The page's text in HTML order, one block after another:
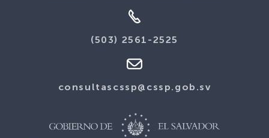
(503) 2561-2525
consultascssp@cssp.gob.sv